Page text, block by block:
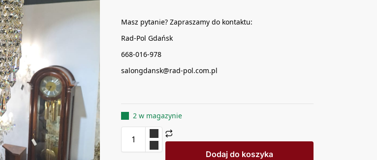
Masz pytanie? Zapraszamy do kontaktu:
Rad-Pol Gdańsk
668-016-978
salongdansk@rad-pol.com.pl
2 w magazynie
Dodaj do koszyka